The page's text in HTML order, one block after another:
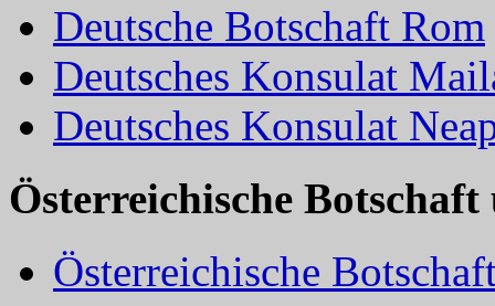
Deutsche Botschaft Rom
Deutsches Konsulat
Deutsches Konsulat
Österreichische
Österreichische